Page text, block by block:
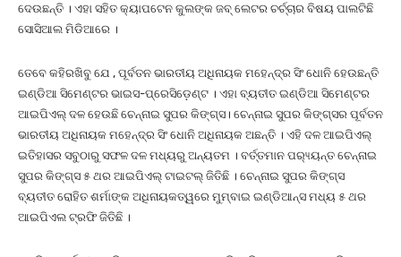
ଦେଉଛନ୍ତି । ଏହା ସହିତ କ୍ୟାପଟେନ କୁଲଙ୍କ ଜବ୍ ଲେଟର ଚର୍ଚ୍ଚାର ବିଷୟ ପାଲଟିଛି
ସୋସିଆଲ ମିଡିଆରେ ।
ତେବେ କହିରଖିବୁ ଯେ , ପୂର୍ବତନ ଭାରତୀୟ ଅଧିନାୟକ ମହେନ୍ଦ୍ର ସିଂ ଧୋନି ହେଉଛନ୍ତି
ଇଣ୍ଡିଆ ସିମେଣ୍ଟର ଭାଇସ-ପ୍ରେସିଡ଼େଣ୍ଟ । ଏହା ବ୍ୟତୀତ ଇଣ୍ଡିଆ ସିମେଣ୍ଟର
ଆଇପିଏଲ୍ ଦଳ ହେଉଛି ଚେନ୍ନାଇ ସୁପର କିଙ୍ଗ୍ସ। ଚେନ୍ନାଇ ସୁପର କିଙ୍ଗ୍ସର ପୂର୍ବତନ
ଭାରତୀୟ ଅଧିନାୟକ ମହେନ୍ଦ୍ର ସିଂ ଧୋନି ଅଧିନାୟକ ଅଛନ୍ତି । ଏହି ଦଳ ଆଇପିଏଲ୍
ଇତିହାସର ସବୁଠାରୁ ସଫଳ ଦଳ ମଧ୍ୟରୁ ଅନ୍ୟତମ । ବର୍ତ୍ତମାନ ପର‌୍ୟ୍ୟନ୍ତ ଚେନ୍ନାଇ
ସୁପର କିଙ୍ଗ୍ସ ୫ ଥର ଆଇପିଏଲ୍ ଟାଇଟଲ୍ ଜିତିଛି । ଚେନ୍ନାଇ ସୁପର କିଙ୍ଗ୍ସ
ବ୍ୟତୀତ ରୋହିତ ଶର୍ମାଙ୍କ ଅଧିନାୟକତ୍ୱରେ ମୁମ୍ବାଇ ଇଣ୍ଡିଆନ୍ସ ମଧ୍ୟ ୫ ଥର
ଆଇପିଏଲ ଟ୍ରଫି ଜିତିଛି ।